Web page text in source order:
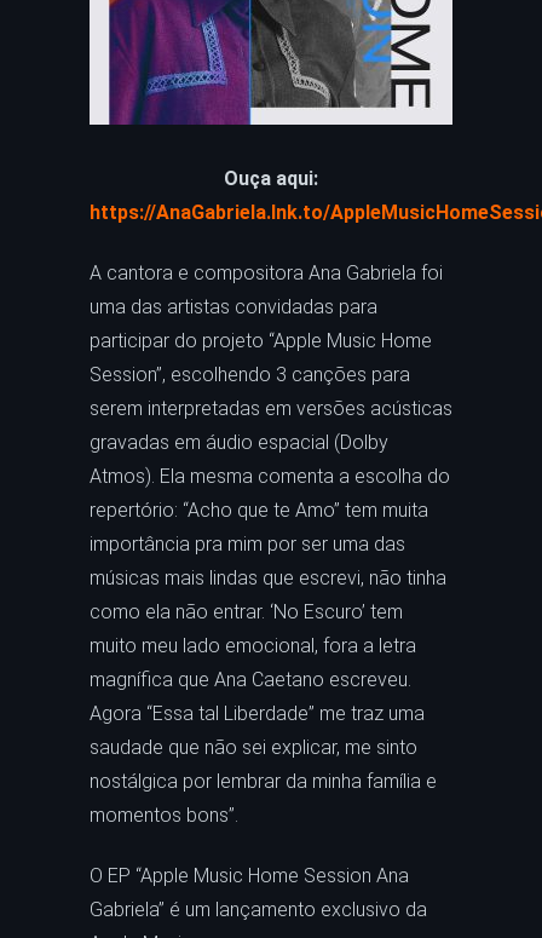
Ouça aqui:
https://AnaGabriela.lnk.to/
A cantora e compositora Ana Gabriela foi
uma das artistas convidadas para
participar do projeto “Apple Music Home
Session”, escolhendo 3 canções para
serem interpretadas em versões acústicas
gravadas em áudio espacial (Dolby
Atmos). Ela mesma comenta a escolha do
repertório: “Acho que te Amo” tem muita
importância pra mim por ser uma das
músicas mais lindas que escrevi, não tinha
como ela não entrar. ‘No Escuro’ tem
muito meu lado emocional, fora a letra
magnífica que Ana Caetano escreveu.
Agora “Essa tal Liberdade” me traz uma
saudade que não sei explicar, me sinto
nostálgica por lembrar da minha família e
momentos bons”.
O EP “Apple Music Home Session Ana
Gabriela” é um lançamento exclusivo da